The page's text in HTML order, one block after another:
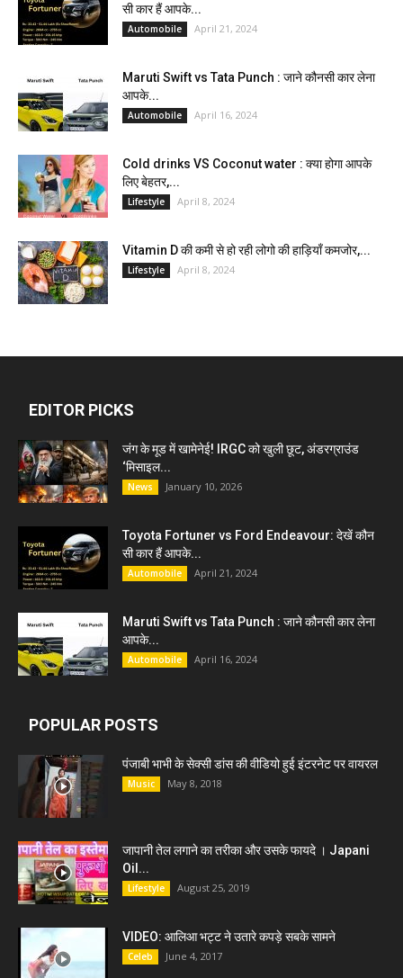
सी कार हैं आपके...
Automobile April 21, 2024
Maruti Swift vs Tata Punch : जाने कौनसी कार लेना
आपके...
Automobile April 16, 2024
Cold drinks VS Coconut water : क्या होगा आपके
लिए बेहतर,...
Lifestyle April 8, 2024
Vitamin D की कमी से हो रही लोगो की हाड़ियाँ कमजोर,...
Lifestyle April 8, 2024
EDITOR PICKS
जंग के मूड में खामेनेई! IRGC को खुली छूट, अंडरग्राउंड
‘मिसाइल...
News January 10, 2026
Toyota Fortuner vs Ford Endeavour: देखें कौन
सी कार हैं आपके...
Automobile April 21, 2024
Maruti Swift vs Tata Punch : जाने कौनसी कार लेना
आपके...
Automobile April 16, 2024
POPULAR POSTS
पंजाबी भाभी के सेक्सी डांस की वीडियो हुई इंटरनेट पर वायरल
Music May 8, 2018
जापानी तेल लगाने का तरीका और उसके फायदे । Japani
Oil...
Lifestyle August 25, 2019
VIDEO: आलिआ भट्ट ने उतारे कपड़े सबके सामने
Celeb June 4, 2017